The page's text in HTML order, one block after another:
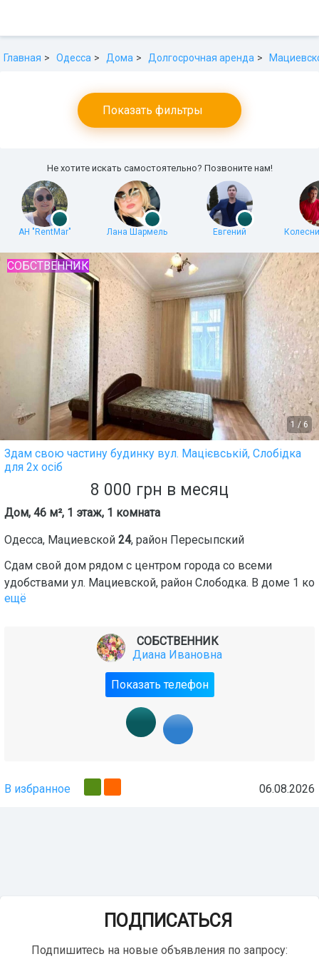
Главная Одесса Дома Долгосрочная аренда
Показать фильтры
Не хотите искать самостоятельно? Позвоните нам!
АН "RentMar" Лана Шармель Евгений
1 / 6
СОБСТВЕННИК
Здам свою частину будинку вул. Мацієвській, Слобідка
для 2х осіб
8 000 грн в месяц
Дом, 46 м², 1 этаж, 1 комната
Одесса, Мациевской 24, район Пересыпский
Сдам свой дом рядом с центром города со всеми
удобствами ул. Мациевской, район Слободка. В доме 1 ко
ещё
СОБСТВЕННИК
Диана Ивановна
Показать телефон
В избранное 06.08.2026
ПОДПИСАТЬСЯ
Подпишитесь на новые объявления по запросу: